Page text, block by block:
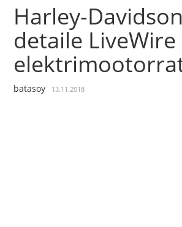
Harley-
detaile LiveWire
batasoy 13.11.2018